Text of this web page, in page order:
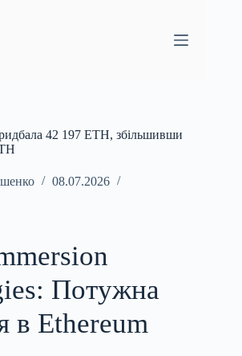
42 197 ETH, збільшивши
08.07.2026
Потужна
в Ethereum